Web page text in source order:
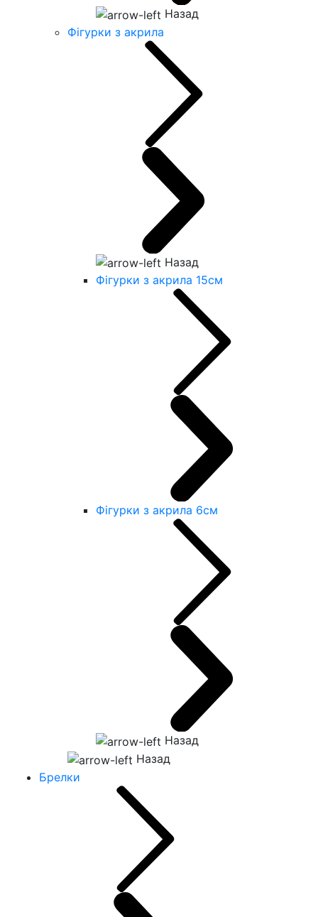
Назад
Фігурки з акрила
Назад
Фігурки з акрила 15см
Фігурки з акрила 6см
Назад
Назад
Брелки